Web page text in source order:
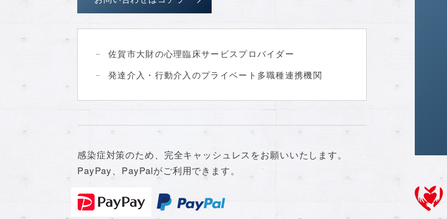
佐賀市大財の心理臨床サービスプロバイダー
発達介入・行動介入のプライベート多職種連携機関
感染症対策のため、完全キャッシュレスをお願いいたします。
PayPay、PayPalがご利用できます。